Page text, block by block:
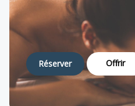
Réserver Offrir